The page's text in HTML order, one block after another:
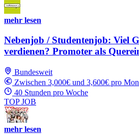
mehr lesen
Nebenjob / Studentenjob: Viel
verdienen? Promoter als
Bundesweit
Zwischen 3,000€ und 3,600€ pro
40 Stunden pro Woche
TOP JOB
mehr lesen